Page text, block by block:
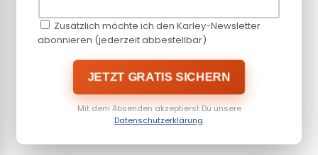
Zusätzlich möchte ich den Karley-Newsletter
abonnieren (jederzeit abbestellbar)
JETZT GRATIS SICHERN
Mit dem Absenden akzeptierst Du unsere
Datenschutzerklärung.